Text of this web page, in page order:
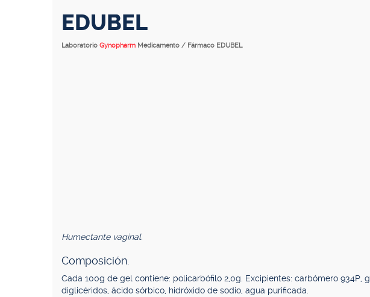
EDUBEL
Laboratorio Gynopharm Medicamento / Fármaco EDUBEL
Humectante vaginal.
Composición.
Cada 100g de gel contiene: policarbófilo 2,0g. Excipientes: carbómero 934P,
diglicéridos, ácido sórbico, hidróxido de sodio, agua purificada.